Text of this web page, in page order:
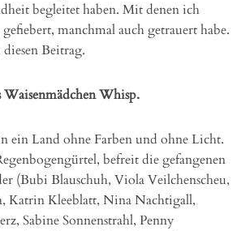
begleitet haben. Mit denen ich
manchmal auch getrauert habe.
Beitrag.
Waisenmädchen Whisp.
ein Land ohne Farben und ohne Licht.
befreit die gefangenen
(Bubi Blauschuh, Viola Veilchenscheu,
Katrin Kleeblatt, Nina Nachtigall,
Sabine Sonnenstrahl, Penny